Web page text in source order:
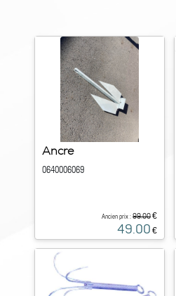
Ancre
0640006069
Ancien prix : 99.00€
49.00 €